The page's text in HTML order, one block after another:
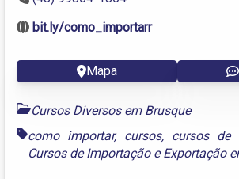
bit.ly/como_importarr
Mapa
Cursos Diversos em Brusque
como importar, cursos, cursos de
Cursos de Importação e Exportação